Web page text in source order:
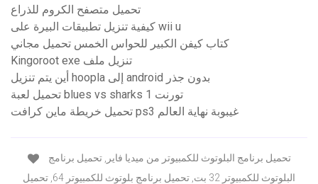
تحميل متصفح الكروم للذراع
كيفية تنزيل تطبيقات البيرة على wii u
كتاب كيفن الكبير للحواس الخمس تحميل مجاني
Kingoroot exe تنزيل ملف
أين يتم تنزيل hoopla إلى android بدون جذر
تحميل لعبة blues vs sharks 1 تورنت
تحميل خريطة ماين كرافت ps3 غيبوبة نهاية العالم
البلوتوث للكمبيوتر 32 بت, تحميل برنامج بلوتوث للكمبيوتر 64, تحميل